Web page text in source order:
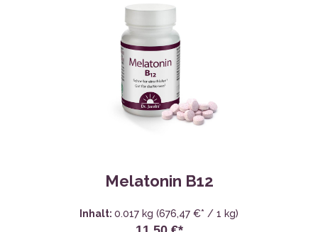
Melatonin B12
Inhalt: 0.017 kg (676,47 €* / 1 kg)